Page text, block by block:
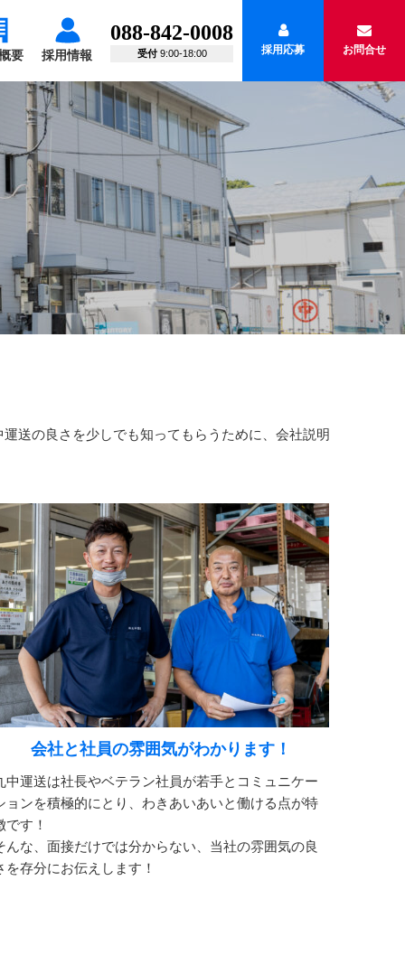
要 採用情報
088-842-0008
受付9:00-18:00 採用応募 お問合せ
送の良さを少しでも知ってもらうために、会社説明
会社と社員の雰囲気がわかります！
中運送は社長やベテラン社員が若手とコミュニケー
ョンを積極的にとり、わきあいあいと働ける点が特
です！
んな、面接だけでは分からない、当社の雰囲気の良
を存分にお伝えします！